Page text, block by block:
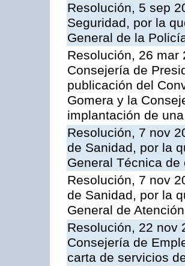
Resolución, 5 sep
Seguridad, por la
General de la
Resolución, 26 mar
Consejería de
publicación del
Gomera y la
implantación de
Resolución, 7 nov
de Sanidad, por la
General Técnica
Resolución, 7 nov
de Sanidad, por la
General de
Resolución, 22 nov
Consejería de
carta de servicios